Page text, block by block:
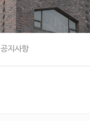
공지사항